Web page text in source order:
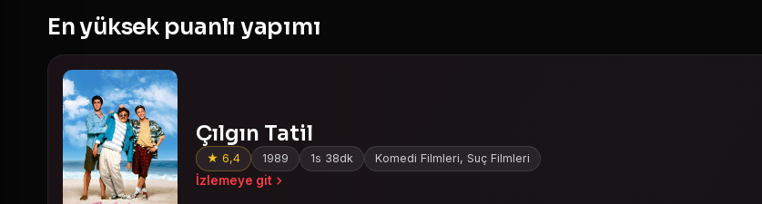
En yüksek puanlı yapımı
Çılgın Tatil
★ 6,4 1989 1s 38dk Komedi Filmleri, Suç Filmleri
İzlemeye git